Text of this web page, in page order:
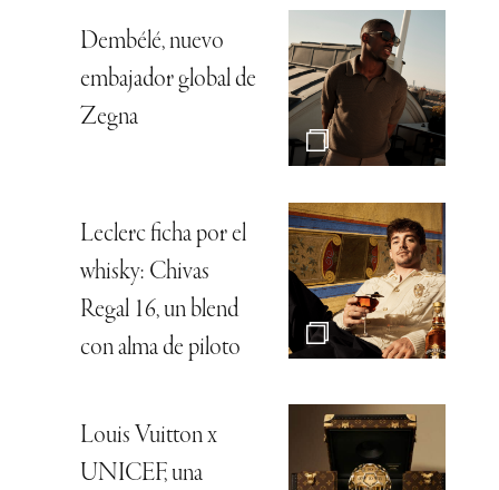
Dembélé, nuevo
embajador global de
Zegna
Leclerc ficha por el
whisky: Chivas
Regal 16, un blend
con alma de piloto
Louis Vuitton x
UNICEF, una